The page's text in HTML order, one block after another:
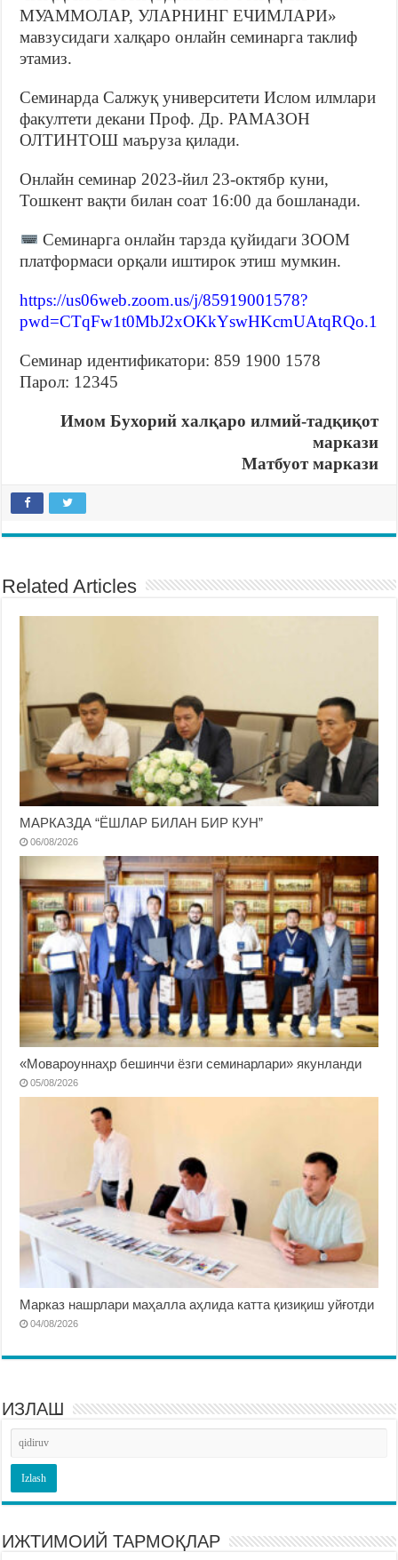
МУАММОЛАР, УЛАРНИНГ ЕЧИМЛАРИ»
мавзусидаги халқаро онлайн семинарга таклиф
этамиз.
Семинарда Салжуқ университети Ислом илмлари
факултети декани Проф. Др. РАМАЗОН
ОЛТИНТОШ маъруза қилади.
Онлайн семинар 2023-йил 23-октябр куни,
Тошкент вақти билан соат 16:00 да бошланади.
Семинарга онлайн тарзда қуйидаги ЗООМ
платформаси орқали иштирок этиш мумкин.
https://us06web.zoom.us/j/85919001578?
pwd=CTqFw1t0MbJ2xOKkYswHKcmUAtqRQo.1
Семинар идентификатори: 859 1900 1578
Парол: 12345
Имом Бухорий халқаро илмий-тадқиқот
маркази
Матбуот маркази
Related Articles
МАРКАЗДА “ЁШЛАР БИЛАН БИР КУН”
06/08/2026
«Мовароуннаҳр бешинчи ёзги семинарлари» якунланди
05/08/2026
Марказ нашрлари маҳалла аҳлида катта қизиқиш уйғотди
04/08/2026
ИЗЛАШ
ИЖТИМОИЙ ТАРМОҚЛАР